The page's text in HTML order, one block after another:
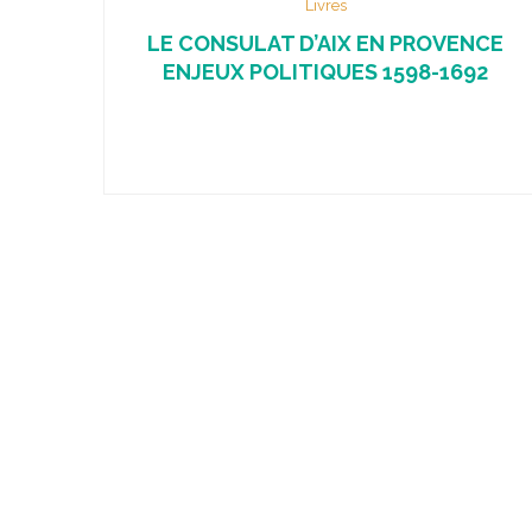
Livres
LE CONSULAT D’AIX EN PROVENCE
ENJEUX POLITIQUES 1598-1692